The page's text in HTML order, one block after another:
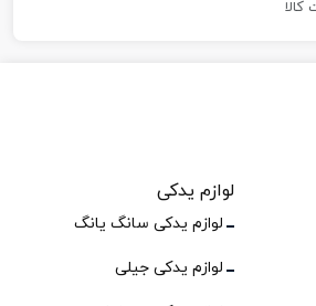
لوازم یدکی
لوازم یدکی سانگ یانگ
لوازم یدکی جیلی